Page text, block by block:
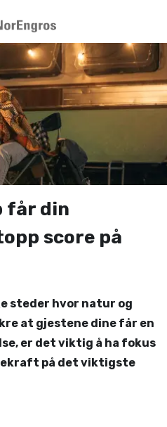
får din
score på
steder hvor natur og
at gjestene dine får en
er det viktig å ha fokus
på det viktigste